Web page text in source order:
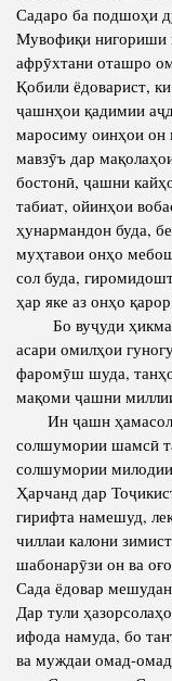
Садаро ба подшоҳи
Мувофиқи нигориши
афрӯхтани оташро
Қобили ёдоварист,
ҷашнҳои қадимии
маросиму оинҳои
мавзӯъ дар
бостонӣ, ҷашни
табиат, ойинҳои
ҳунармандон буда,
муҳтавои онҳо
сол буда,
ҳар яке аз онҳо
Бо вуҷуди
асари омилҳои
фаромӯш шуда,
мақоми ҷашни
Ин ҷашн
солшумории шамсӣ
солшумории
Ҳарчанд дар
гирифта намешуд,
чиллаи калони
шабонарӯзи он ва
Сада ёдовар
Дар тули
ифода намуда, бо
ва муждаи омад-